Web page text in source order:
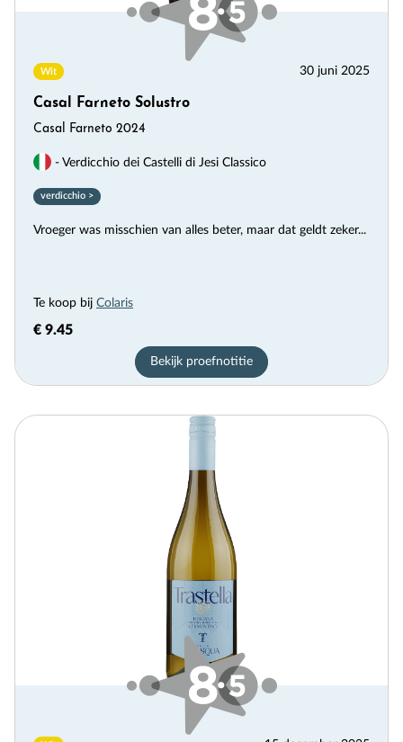
Wit 30 juni 2025
Casal Farneto Solustro
Casal Farneto 2024
- Verdicchio dei Castelli di Jesi Classico
verdicchio >
Vroeger was misschien van alles beter, maar dat geldt zeker...
Te koop bij Colaris
€ 9.45
Bekijk proefnotitie